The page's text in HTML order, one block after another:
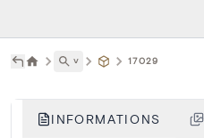
˅ 17029
INFORMATIONS